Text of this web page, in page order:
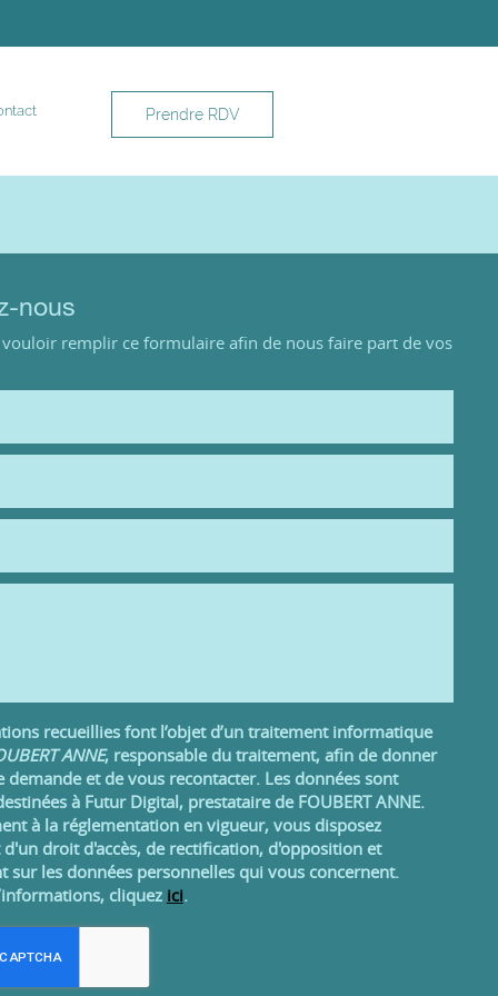
Prendre RDV
nous
remplir ce formulaire afin de nous faire part de vos
recueillies font l’objet d’un traitement informatique
ANNE, responsable du traitement, afin de donner
demande et de vous recontacter. Les données sont
à Futur Digital, prestataire de FOUBERT ANNE.
à la réglementation en vigueur, vous disposez
droit d'accès, de rectification, d'opposition et
sur les données personnelles qui vous concernent.
cliquez ici.